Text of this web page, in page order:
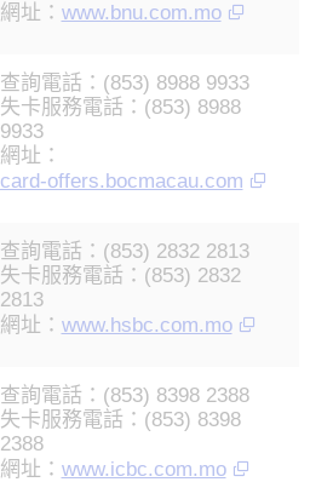
網址： www.bnu.com.mo
查詢電話：(853) 8988 9933
失卡服務電話：(853) 8988
9933
網址：
card-offers.bocmacau.com
查詢電話：(853) 2832 2813
失卡服務電話：(853) 2832
2813
網址： www.hsbc.com.mo
查詢電話：(853) 8398 2388
失卡服務電話：(853) 8398
2388
網址： www.icbc.com.mo